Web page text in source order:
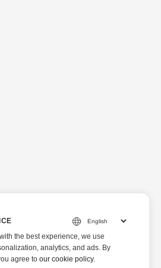
the best experience, we use
analytics, and ads. By
agree to our cookie policy.